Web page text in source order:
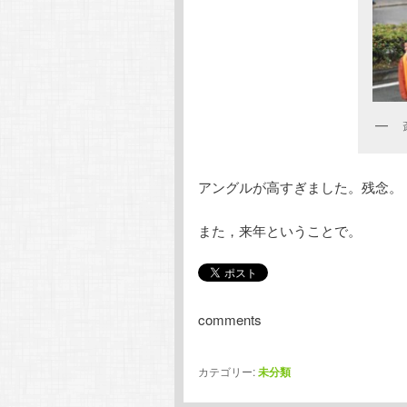
アングルが高すぎました。残念。
また，来年ということで。
comments
カテゴリー:未分類